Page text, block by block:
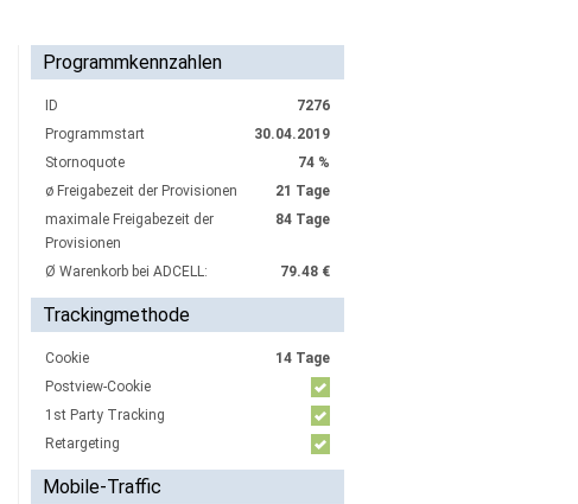
Programmkennzahlen
ID
7276
Programmstart
30.04.2019
Stornoquote
74 %
ø Freigabezeit der Provisionen
21 Tage
maximale Freigabezeit der
Provisionen
84 Tage
Ø Warenkorb bei ADCELL: 79.48 €
Trackingmethode
Cookie
14 Tage
Postview-Cookie
1st Party Tracking
Retargeting
Mobile-Traffic